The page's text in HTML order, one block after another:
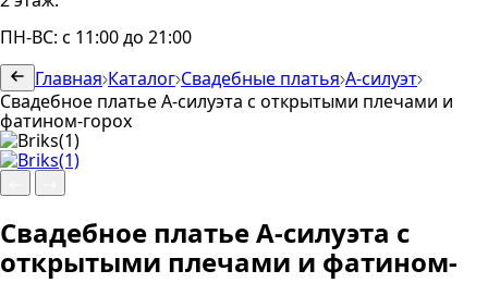
ПН-ВС: с 11:00 до 21:00
Главная Каталог Свадебные платья А-силуэт
Свадебное платье А-силуэта с открытыми плечами и
фатином-горох
Свадебное платье А-силуэта с
открытыми плечами и фатином-